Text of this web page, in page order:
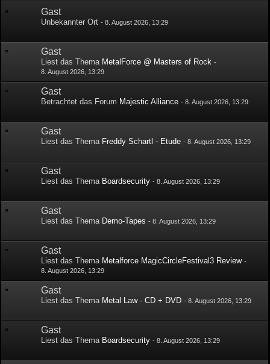
Gast
Unbekannter Ort-8. August 2026, 13:29
Gast
Liest das Thema MetalForce @ Masters of Rock -
8. August 2026, 13:29
Gast
Betrachtet das Forum Majestic Alliance -8. August 2026, 13:29
Gast
Liest das Thema Freddy Schartl - Etude -8. August 2026, 13:29
Gast
Liest das Thema Boardsecurity -8. August 2026, 13:29
Gast
Liest das Thema Demo-Tapes -8. August 2026, 13:29
Gast
Liest das Thema Metalforce MagicCircleFestival3 Review -
8. August 2026, 13:29
Gast
Liest das Thema Metal Law - CD + DVD -8. August 2026, 13:29
Gast
Liest das Thema Boardsecurity -8. August 2026, 13:29